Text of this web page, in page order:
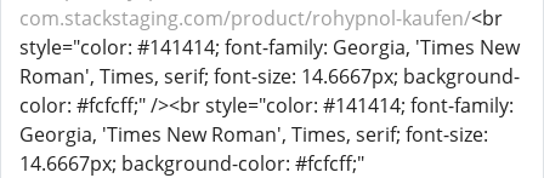
com.stackstaging.com/product/rohypnol-kaufen/<br
style="color: #141414; font-family: Georgia, 'Times New
Roman', Times, serif; font-size: 14.6667px; background-
color: #fcfcff;" /><br style="color: #141414; font-family:
Georgia, 'Times New Roman', Times, serif; font-size:
14.6667px; background-color: #fcfcff;"